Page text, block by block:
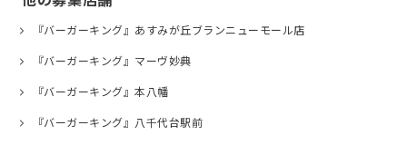
『バーガーキング』あすみが丘ブランニューモール店
『バーガーキング』マーヴ妙典
『バーガーキング』本八幡
『バーガーキング』八千代台駅前